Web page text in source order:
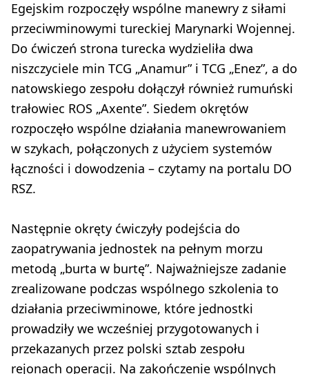
Egejskim rozpoczęły wspólne manewry z siłami
przeciwminowymi tureckiej Marynarki Wojennej.
Do ćwiczeń strona turecka wydzieliła dwa
niszczyciele min TCG „Anamur” i TCG „Enez”, a do
natowskiego zespołu dołączył również rumuński
trałowiec ROS „Axente”. Siedem okrętów
rozpoczęło wspólne działania manewrowaniem
w szykach, połączonych z użyciem systemów
łączności i dowodzenia – czytamy na portalu DO
RSZ.
Następnie okręty ćwiczyły podejścia do
zaopatrywania jednostek na pełnym morzu
metodą „burta w burtę”. Najważniejsze zadanie
zrealizowane podczas wspólnego szkolenia to
działania przeciwminowe, które jednostki
prowadziły we wcześniej przygotowanych i
przekazanych przez polski sztab zespołu
rejonach operacji. Na zakończenie wspólnych